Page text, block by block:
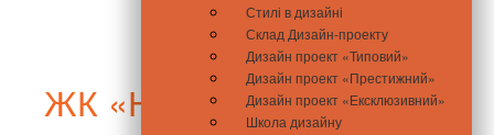
Стилі в дизайні
Склад Дизайн-проекту
Дизайн проект «Типовий»
Дизайн проект «Престижний»
Дизайн проект «Ексклюзивний»
Школа дизайну
ЖК «Нивки-Парк» – мрія